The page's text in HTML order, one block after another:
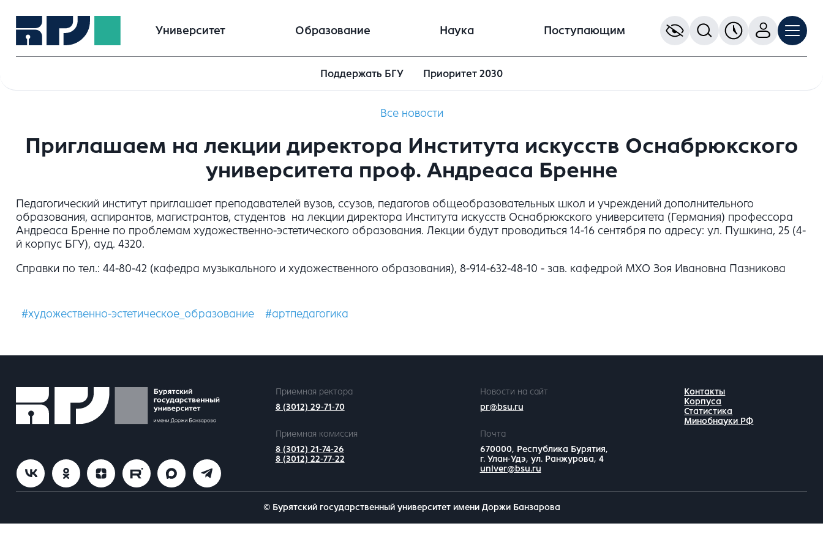
Университет Образование Наука Поступающим
Поддержать БГУ Приоритет 2030
Все новости
Приглашаем на лекции директора Института искусств Оснабрюкского
университета проф. Андреаса Бренне
Педагогический институт приглашает преподавателей вузов, ссузов, педагогов общеобразовательных школ и учреждений дополнительного
образования, аспирантов, магистрантов, студентов на лекции директора Института искусств Оснабрюкского университета (Германия) профессора
Андреаса Бренне по проблемам художественно-эстетического образования. Лекции будут проводиться 14-16 сентября по адресу: ул. Пушкина, 25 (4-
й корпус БГУ), ауд. 4320.
Справки по тел.: 44-80-42 (кафедра музыкального и художественного образования), 8-914-632-48-10 - зав. кафедрой МХО Зоя Ивановна Пазникова
#художественно-эстетическое_образование #артпедагогика
Приемная ректора
8 (3012) 29-71-70
Новости на сайт
pr@bsu.ru
Приемная комиссия
8 (3012) 21-74-26
8 (3012) 22-77-22
Почта
670000, Республика Бурятия,
г. Улан-Удэ, ул. Ранжурова, 4
univer@bsu.ru
Контакты
Корпуса
Статистика
Минобнауки РФ
© Бурятский государственный университет имени Доржи Банзарова